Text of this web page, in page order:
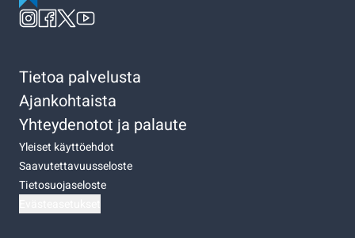
Tietoa palvelusta
Ajankohtaista
Yhteydenotot ja palaute
Yleiset käyttöehdot
Saavutettavuusseloste
Tietosuojaseloste